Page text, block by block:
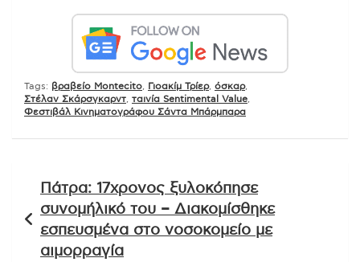
Tags: βραβείο Montecito Γιοακίμ Τρίερ, όσκαρ,
Στέλαν Σκάρσγκαρντ ταινία Sentimental Value
Φεστιβάλ Κινηματογράφου Σάντα Μπάρμπαρα
άρθρων
Πάτρα: 17χρονος ξυλοκόπησε
συνομήλικό του – Διακομίσθηκε
εσπευσμένα στο νοσοκομείο με
αιμορραγία